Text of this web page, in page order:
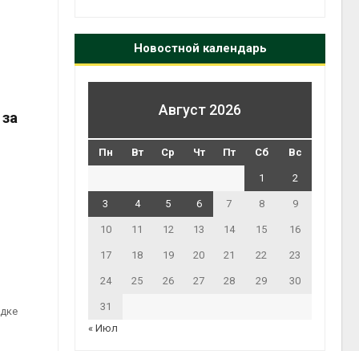
Новостной календарь
Август 2026
Пн Вт Ср Чт Пт Сб Вс
1 2
3 4 5 6 7 8 9
10 11 12 13 14 15 16
17 18 19 20 21 22 23
24 25 26 27 28 29 30
31
« Июл